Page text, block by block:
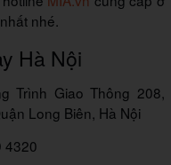
nhé.
Hà Nội
Trình Giao Thông 208,
Long Biên, Hà Nội
4320